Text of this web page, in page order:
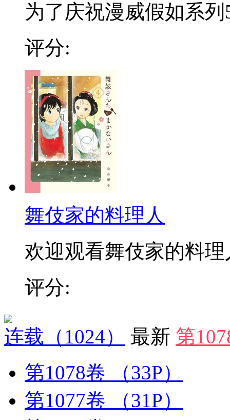
为了庆祝漫威假如系列
评分:
舞伎家的料理人
欢迎观看舞伎家的料理
评分:
连载 （1024） 最新 第
第1078卷
（33P）
第1077卷
（31P）